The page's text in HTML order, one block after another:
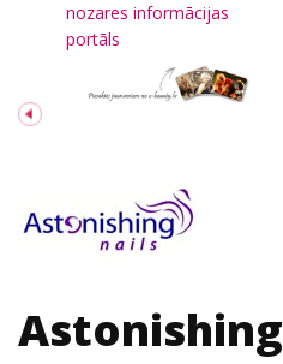
nozares informācijas
portāls
Astonishing